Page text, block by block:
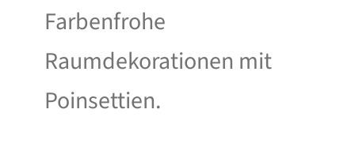
Farbenfrohe
Raumdekorationen mit
Poinsettien.